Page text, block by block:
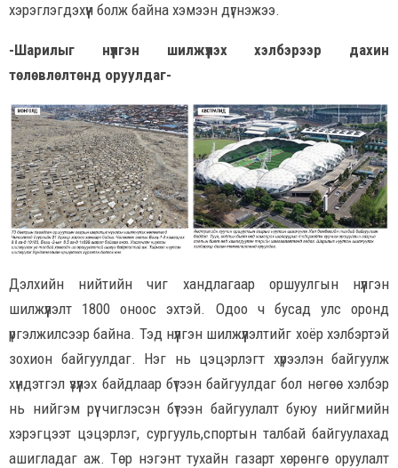
хэрэглэгдэхүүн болж байна хэмээн дүгнэжээ.
-Шарилыг нүүлгэн шилжүүлэх хэлбэрээр дахин
төлөвлөлтөнд оруулдаг-
Дэлхийн нийтийн чиг хандлагаар оршуулгын нүүлгэн
шилжүүлэлт 1800 оноос эхтэй. Одоо ч бусад улс оронд
үргэлжилсээр байна. Тэд нүүлгэн шилжүүлэлтийг хоёр хэлбэртэй
зохион байгуулдаг. Нэг нь цэцэрлэгт хүрээлэн байгуулж
хүндэтгэл үзүүлэх байдлаар бүтээн байгуулдаг бол нөгөө хэлбэр
нь нийгэм рүү чиглэсэн бүтээн байгуулалт буюу нийгмийн
хэрэгцээт цэцэрлэг, сургууль,спортын талбай байгуулахад
ашигладаг аж. Төр нэгэнт тухайн газарт хөрөнгө оруулалт